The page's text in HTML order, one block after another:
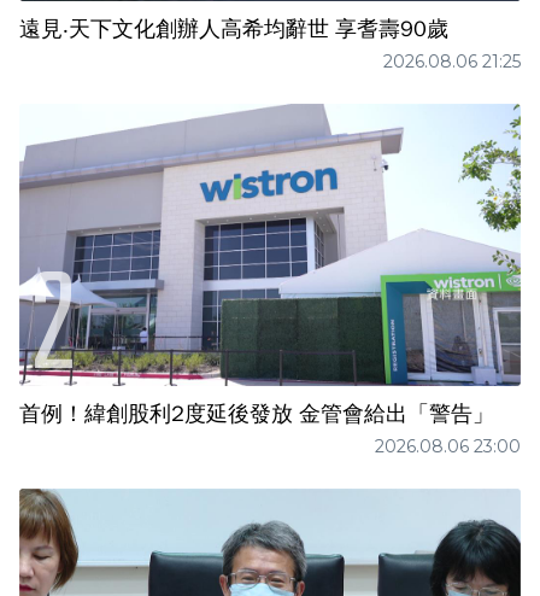
遠見‧天下文化創辦人高希均辭世 享耆壽90歲
2026.08.06 21:25
首例！緯創股利2度延後發放 金管會給出「警告」
2026.08.06 23:00